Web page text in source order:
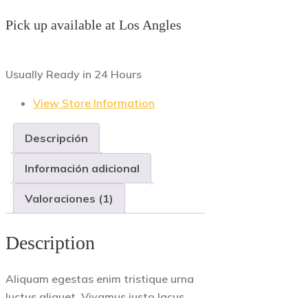
Pick up available at Los Angles
Usually Ready in 24 Hours
View Store Information
Descripción
Información adicional
Valoraciones (1)
Description
Aliquam egestas enim tristique urna